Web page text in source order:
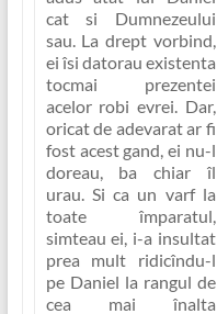
cat si Dumnezeului
sau. La drept vorbind,
ei îsi datorau existenta
tocmai prezentei
acelor robi evrei. Dar,
oricat de adevarat ar fi
fost acest gand, ei nu-l
doreau, ba chiar îl
urau. Si ca un varf la
toate împaratul,
simteau ei, i-a insultat
prea mult ridicîndu-l
pe Daniel la rangul de
cea mai înalta